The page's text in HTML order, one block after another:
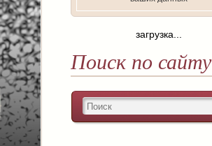
загрузка...
Поиск по сайту